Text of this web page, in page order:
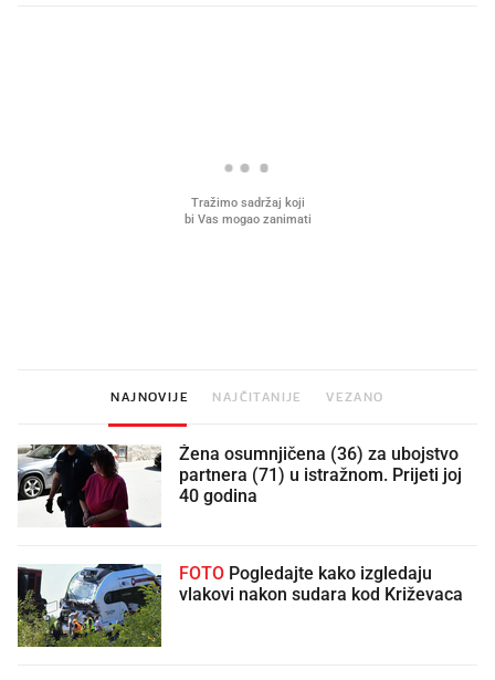
NAJNOVIJE NAJČITANIJE VEZANO
Žena osumnjičena (36) za ubojstvo
partnera (71) u istražnom. Prijeti joj
40 godina
FOTO
vlakovi nakon sudara kod Križevaca